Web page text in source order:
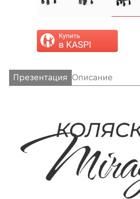
Презентация Описание